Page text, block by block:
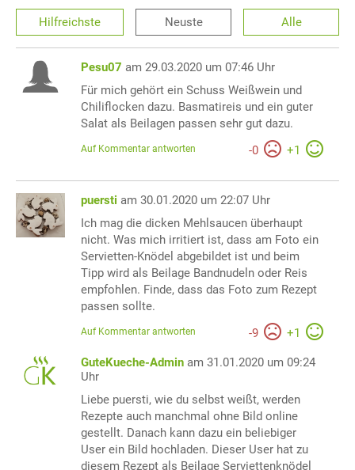
Hilfreichste Neuste Alle
Pesu07 am 29.03.2020 um 07:46 Uhr
Für mich gehört ein Schuss Weißwein und
Chiliflocken dazu. Basmatireis und ein guter
Salat als Beilagen passen sehr gut dazu.
-0 +1
Auf Kommentar antworten
puersti am 30.01.2020 um 22:07 Uhr
Ich mag die dicken Mehlsaucen überhaupt
nicht. Was mich irritiert ist, dass am Foto ein
Servietten-Knödel abgebildet ist und beim
Tipp wird als Beilage Bandnudeln oder Reis
empfohlen. Finde, dass das Foto zum Rezept
passen sollte.
-9 +1
Auf Kommentar antworten
GuteKueche-Admin am 31.01.2020 um 09:24
Uhr
Liebe puersti, wie du selbst weißt, werden
Rezepte auch manchmal ohne Bild online
gestellt. Danach kann dazu ein beliebiger
User ein Bild hochladen. Dieser User hat zu
diesem Rezept als Beilage Serviettenknödel